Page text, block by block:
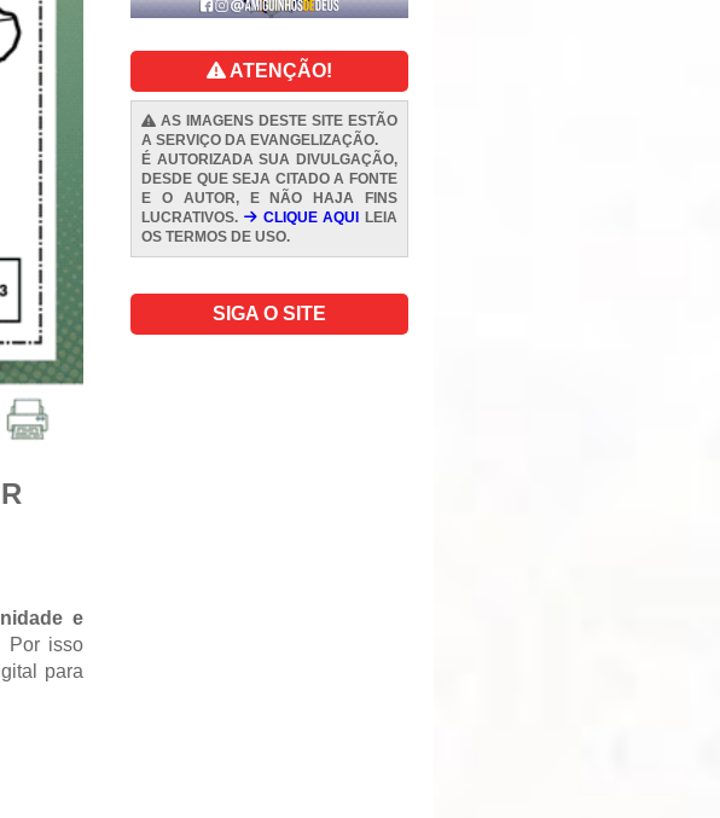
e
Por isso
para
ATENÇÃO!
AS IMAGENS DESTE SITE ESTÃO
A SERVIÇO DA EVANGELIZAÇÃO.
É AUTORIZADA SUA DIVULGAÇÃO,
DESDE QUE SEJA CITADO A FONTE
E O AUTOR, E NÃO HAJA FINS
LUCRATIVOS.
CLIQUE AQUI
LEIA
OS TERMOS DE USO.
SIGA O SITE